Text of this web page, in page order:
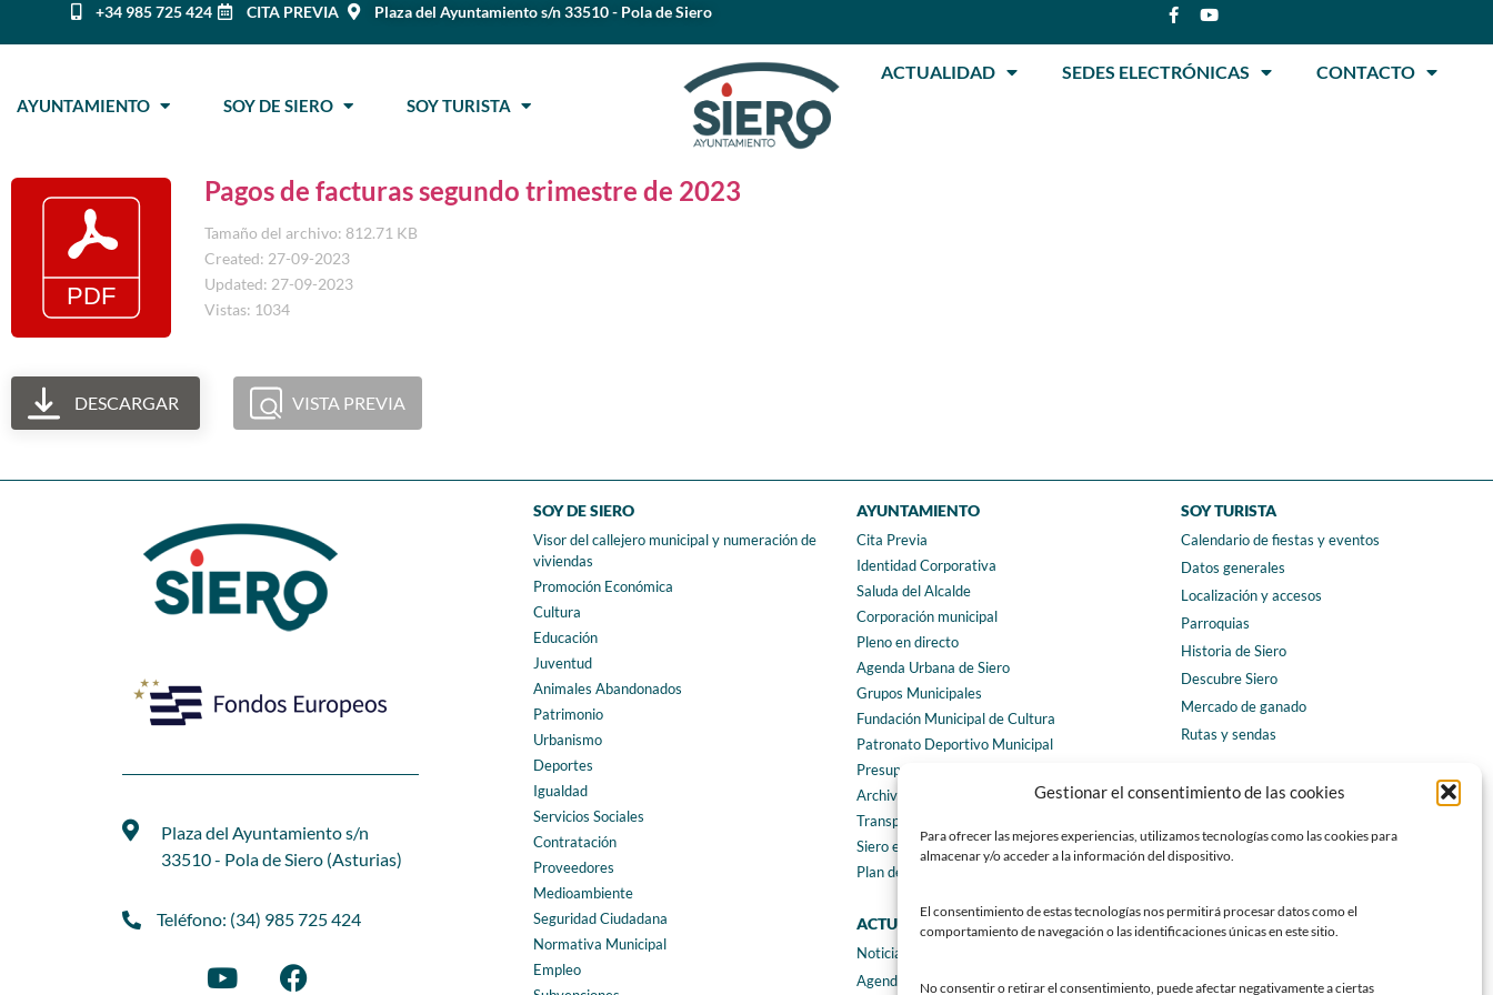
Gestionar el consentimiento de las cookies
Para ofrecer las mejores experiencias, utilizamos tecnologías como las cookies para
almacenar y/o acceder a la información del dispositivo.
El consentimiento de estas tecnologías nos permitirá procesar datos como el
comportamiento de navegación o las identificaciones únicas en este sitio.
No consentir o retirar el consentimiento, puede afectar negativamente a ciertas
+34 985 725 424 CITA PREVIA Plaza del Ayuntamiento s/n 33510 - Pola de Siero
AYUNTAMIENTO SOY DE SIERO SOY TURISTA
ACTUALIDAD SEDES ELECTRÓNICAS CONTACTO
Pagos de facturas segundo trimestre de 2023
Tamaño del archivo: 812.71 KB
Created: 27-09-2023
Updated: 27-09-2023
Vistas: 1034
DESCARGAR VISTA PREVIA
Plaza del Ayuntamiento s/n
33510 - Pola de Siero (Asturias)
Teléfono: (34) 985 725 424
SOY DE SIERO
Visor del callejero municipal y numeración de
viviendas
Promoción Económica
Cultura
Educación
Juventud
Animales Abandonados
Patrimonio
Urbanismo
Deportes
Igualdad
Servicios Sociales
Contratación
Proveedores
Medioambiente
Seguridad Ciudadana
Normativa Municipal
Empleo
AYUNTAMIENTO
Cita Previa
Identidad Corporativa
Saluda del Alcalde
Corporación municipal
Pleno en directo
Agenda Urbana de Siero
Grupos Municipales
Fundación Municipal de Cultura
Patronato Deportivo Municipal
Presupuestos municipales
Archivo municipal
Transparencia
Siero en Cifras
Plan de igualdad
ACTUALIDAD
Noticias
Agenda
SOY TURISTA
Calendario de fiestas y eventos
Datos generales
Localización y accesos
Parroquias
Historia de Siero
Descubre Siero
Mercado de ganado
Rutas y sendas
CONTACTO
Teléfonos de interés
Formulario de contacto